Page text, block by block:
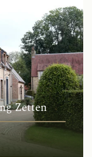
Zetten